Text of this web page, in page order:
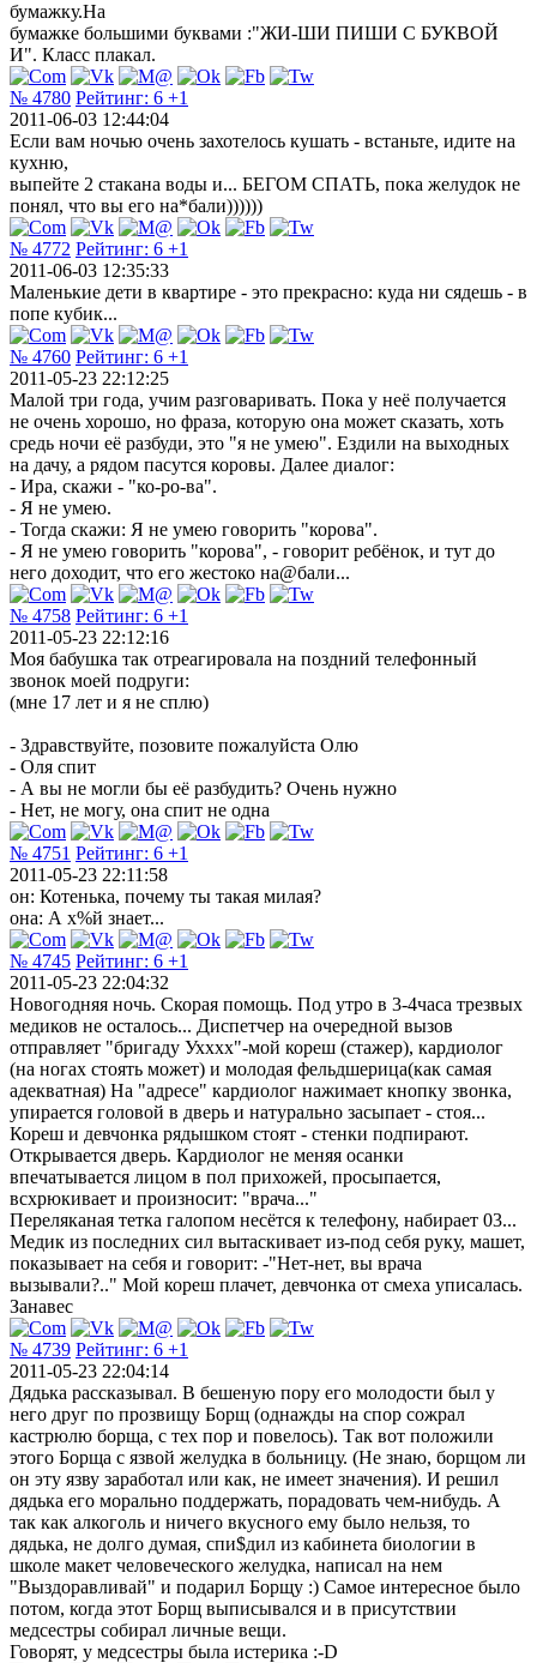
бумажку.На
бумажке большими буквами :"ЖИ-ШИ ПИШИ С БУКВОЙ
И". Класс плакал.
№ 4780 Рейтинг: 6 +1
2011-06-03 12:44:04
Если вам ночью очень захотелось кушать - встаньте, идите на
кухню,
выпейте 2 стакана воды и... БЕГОМ СПАТЬ, пока желудок не
понял, что вы его на*бали))))))
№ 4772 Рейтинг: 6 +1
2011-06-03 12:35:33
Маленькие дети в квартире - это прекрасно: куда ни сядешь - в
попе кубик...
№ 4760 Рейтинг: 6 +1
2011-05-23 22:12:25
Малой три года, учим разговаривать. Пока у неё получается
не очень хорошо, но фраза, которую она может сказать, хоть
средь ночи её разбуди, это "я не умею". Ездили на выходных
на дачу, а рядом пасутся коровы. Далее диалог:
- Ира, скажи - "ко-ро-ва".
- Я не умею.
- Тогда скажи: Я не умею говорить "корова".
- Я не умею говорить "корова", - говорит ребёнок, и тут до
него доходит, что его жестоко на@бали...
№ 4758 Рейтинг: 6 +1
2011-05-23 22:12:16
Моя бабушка так отреагировала на поздний телефонный
звонок моей подруги:
(мне 17 лет и я не сплю)
- Здравствуйте, позовите пожалуйста Олю
- Оля спит
- А вы не могли бы её разбудить? Очень нужно
- Нет, не могу, она спит не одна
№ 4751 Рейтинг: 6 +1
2011-05-23 22:11:58
он: Котенька, почему ты такая милая?
она: А х%й знает...
№ 4745 Рейтинг: 6 +1
2011-05-23 22:04:32
Новогодняя ночь. Скорая помощь. Под утро в 3-4часа трезвых
медиков не осталось... Диспетчер на очередной вызов
отправляет "бригаду Ухххх"-мой кореш (стажер), кардиолог
(на ногах стоять может) и молодая фельдшерица(как самая
адекватная) На "адресе" кардиолог нажимает кнопку звонка,
упирается головой в дверь и натурально засыпает - стоя...
Кореш и девчонка рядышком стоят - стенки подпирают.
Открывается дверь. Кардиолог не меняя осанки
впечатывается лицом в пол прихожей, просыпается,
всхрюкивает и произносит: "врача..."
Переляканая тетка галопом несётся к телефону, набирает 03...
Медик из последних сил вытаскивает из-под себя руку, машет,
показывает на себя и говорит: -"Нет-нет, вы врача
вызывали?.." Мой кореш плачет, девчонка от смеха уписалась.
Занавес
№ 4739 Рейтинг: 6 +1
2011-05-23 22:04:14
Дядька рассказывал. В бешеную пору его молодости был у
него друг по прозвищу Борщ (однажды на спор сожрал
кастрюлю борща, с тех пор и повелось). Так вот положили
этого Борща с язвой желудка в больницу. (Не знаю, борщом ли
он эту язву заработал или как, не имеет значения). И решил
дядька его морально поддержать, порадовать чем-нибудь. А
так как алкоголь и ничего вкусного ему было нельзя, то
дядька, не долго думая, спи$дил из кабинета биологии в
школе макет человеческого желудка, написал на нем
"Выздоравливай" и подарил Борщу :) Самое интересное было
потом, когда этот Борщ выписывался и в присутствии
медсестры собирал личные вещи.
Говорят, у медсестры была истерика :-D